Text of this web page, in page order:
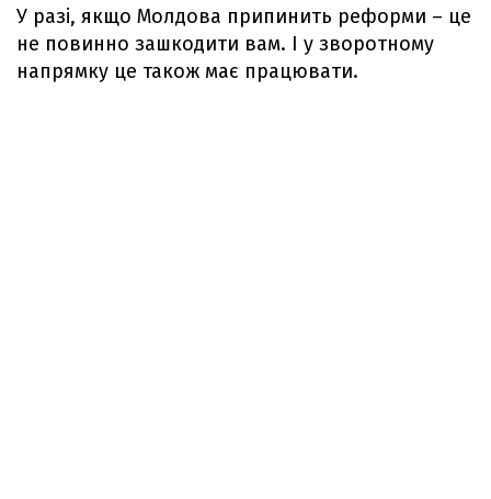
У разі, якщо Молдова припинить реформи – це
не повинно зашкодити вам. І у зворотному
напрямку це також має працювати.